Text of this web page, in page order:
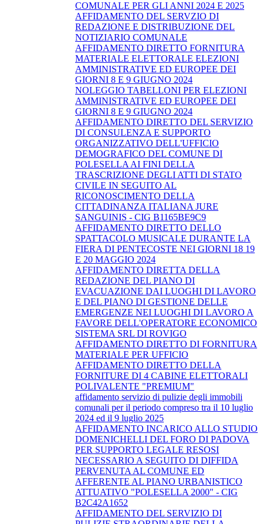
COMUNALE PER GLI ANNI 2024 E 2025
AFFIDAMENTO DEL SERVZIO DI
REDAZIONE E DISTRIBUZIONE DEL
NOTIZIARIO COMUNALE
AFFIDAMENTO DIRETTO FORNITURA
MATERIALE ELETTORALE ELEZIONI
AMMINISTRATIVE ED EUROPEE DEI
GIORNI 8 E 9 GIUGNO 2024
NOLEGGIO TABELLONI PER ELEZIONI
AMMINISTRATIVE ED EUROPEE DEI
GIORNI 8 E 9 GIUGNO 2024
AFFIDAMENTO DIRETTO DEL SERVIZIO
DI CONSULENZA E SUPPORTO
ORGANIZZATIVO DELL'UFFICIO
DEMOGRAFICO DEL COMUNE DI
POLESELLA AI FINI DELLA
TRASCRIZIONE DEGLI ATTI DI STATO
CIVILE IN SEGUITO AL
RICONOSCIMENTO DELLA
CITTADINANZA ITALIANA JURE
SANGUINIS - CIG B1165BE9C9
AFFIDAMENTO DIRETTO DELLO
SPATTACOLO MUSICALE DURANTE LA
FIERA DI PENTECOSTE NEI GIORNI 18 19
E 20 MAGGIO 2024
AFFIDAMENTO DIRETTA DELLA
REDAZIONE DEL PIANO DI
EVACUAZIONE DAI LUOGHI DI LAVORO
E DEL PIANO DI GESTIONE DELLE
EMERGENZE NEI LUOGHI DI LAVORO A
FAVORE DELL'OPERATORE ECONOMICO
SISTEMA SRL DI ROVIGO
AFFIDAMENTO DIRETTO DI FORNITURA
MATERIALE PER UFFICIO
AFFIDAMENTO DIRETTO DELLA
FORNITURE DI 4 CABINE ELETTORALI
POLIVALENTE "PREMIUM"
affidamento servizio di pulizie degli immobili
comunali per il periodo compreso tra il 10 luglio
2024 ed il 9 luglio 2025
AFFIDAMENTO INCARICO ALLO STUDIO
DOMENICHELLI DEL FORO DI PADOVA
PER SUPPORTO LEGALE RESOSI
NECESSARIO A SEGUITO DI DIFFIDA
PERVENUTA AL COMUNE ED
AFFERENTE AL PIANO URBANISTICO
ATTUATIVO "POLESELLA 2000" - CIG
B2C42A1652
AFFIDAMENTO DEL SERVIZIO DI